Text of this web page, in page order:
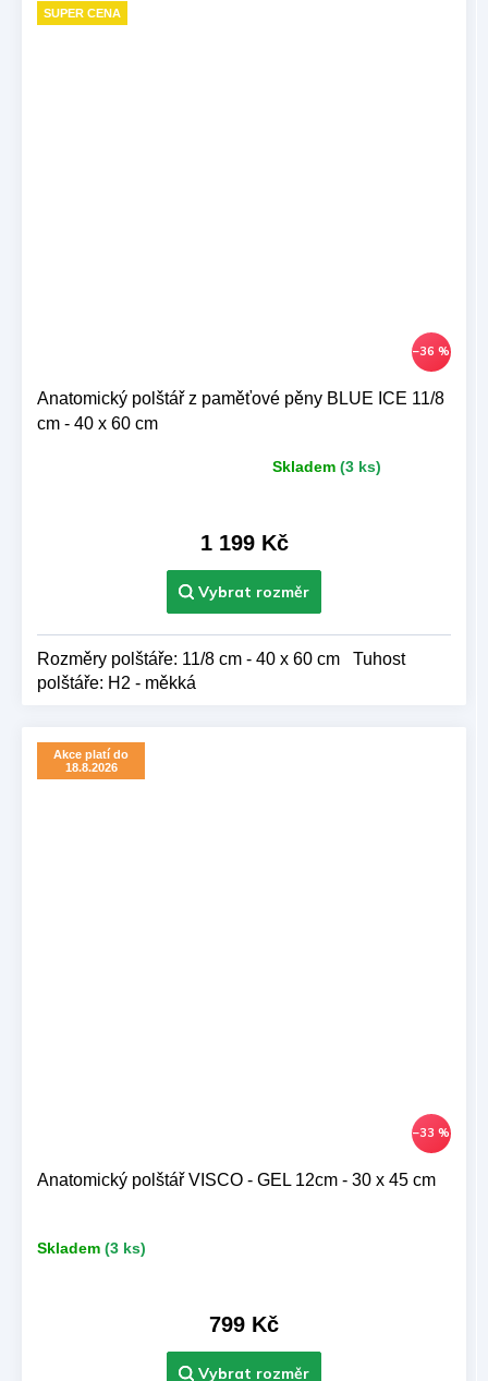
SUPER CENA
–36 %
Anatomický polštář z paměťové pěny BLUE ICE 11/8
cm - 40 x 60 cm
Skladem (3 ks)
1 199 Kč
Rozměry polštáře: 11/8 cm - 40 x 60 cm Tuhost
polštáře: H2 - měkká
Akce platí do
18.8.2026
–33 %
Anatomický polštář VISCO - GEL 12cm - 30 x 45 cm
Skladem (3 ks)
799 Kč